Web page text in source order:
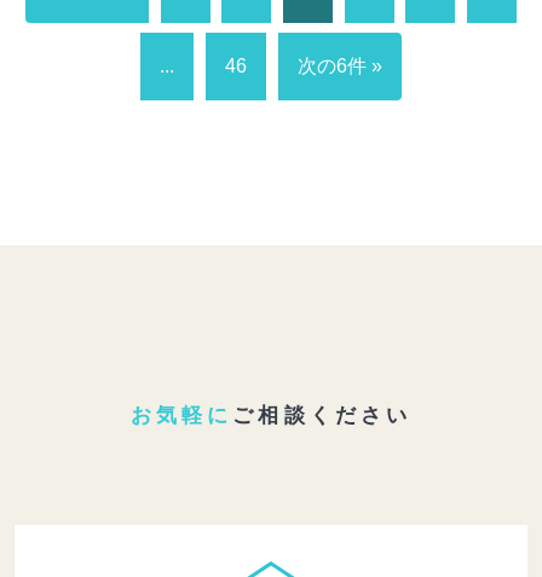
... 46 次の6件 »
お気軽に ご相談ください